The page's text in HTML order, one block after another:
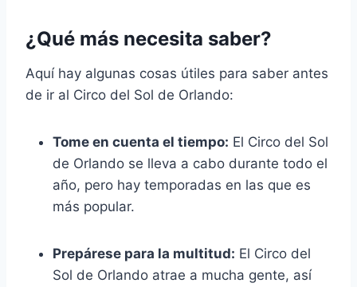
¿Qué más necesita saber?
Aquí hay algunas cosas útiles para saber antes
de ir al Circo del Sol de Orlando:
Tome en cuenta el tiempo: El Circo del Sol
de Orlando se lleva a cabo durante todo el
año, pero hay temporadas en las que es
más popular.
Prepárese para la multitud: El Circo del
Sol de Orlando atrae a mucha gente, así